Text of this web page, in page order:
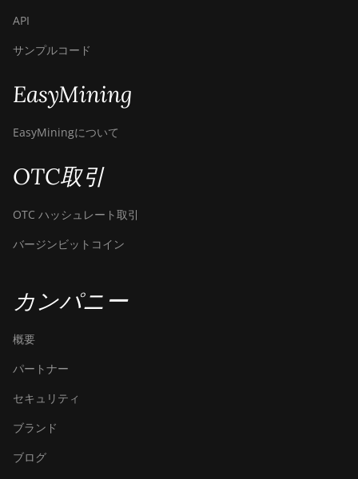
API
サンプルコード
EasyMining
EasyMiningについて
OTC取引
OTC ハッシュレート取引
バージンビットコイン
カンパニー
概要
パートナー
セキュリティ
ブランド
ブログ